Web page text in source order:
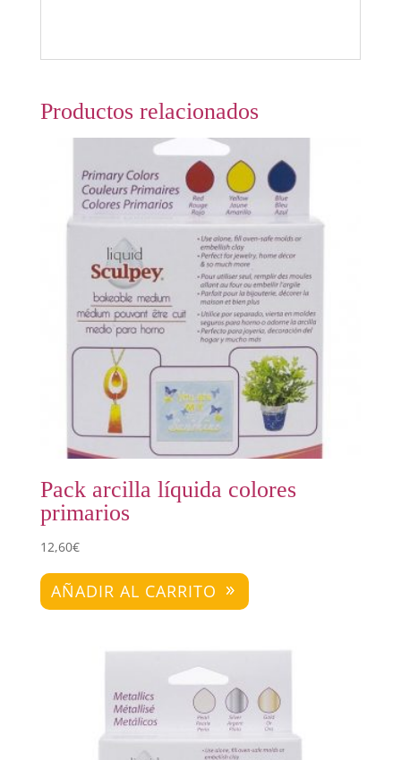
Productos relacionados
Pack arcilla líquida colores
primarios
12,60€
AÑADIR AL CARRITO